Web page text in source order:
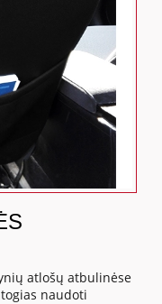
atlošų atbulinėse
naudoti